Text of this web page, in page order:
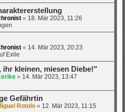
« 18. Mär 2023, 11:26
« 14. Mär 2023, 20:23
Exile
kleinen, miesen Diebe!"
« 14. Mär 2023, 13:47
Gefährtin
Rotolo « 12. Mär 2023, 11:15